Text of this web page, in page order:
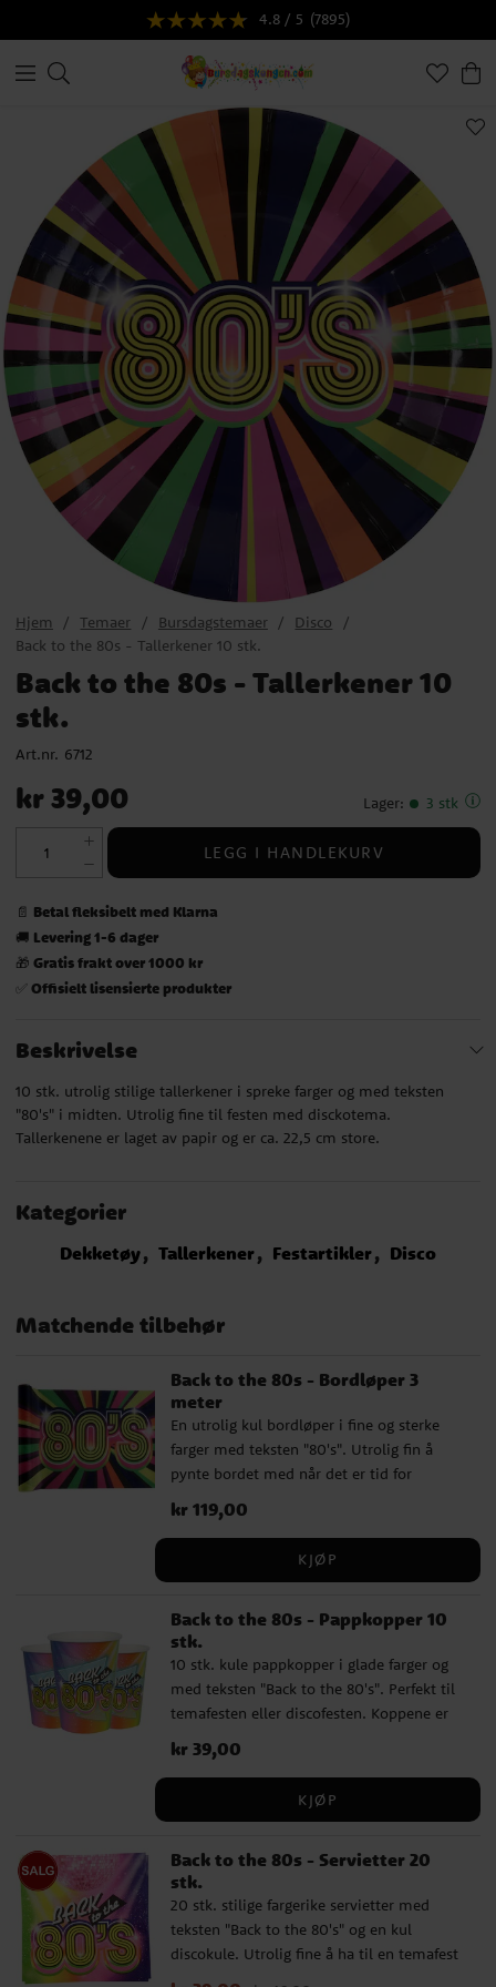
4.8 / 5 (7895)
Hjem Temaer Bursdagstemaer
Disco
Back to the 80s - Tallerkener 10 stk.
Back to the 80s - Tallerkener 10
stk.
Art.nr. 6712
Pris
:kr 39,00
kr 39,00 Lager: 3 stk
LEGG I HANDLEKURV
📄 Betal fleksibelt med Klarna
🚚 Levering 1-6 dager
🎁 Gratis frakt over 1000 kr
✅ Offisielt lisensierte produkter
Beskrivelse
10 stk. utrolig stilige tallerkener i spreke farger og med teksten
"80's" i midten. Utrolig fine til festen med disckotema.
Tallerkenene er laget av papir og er ca. 22,5 cm store.
Kategorier
Dekketøy Tallerkener Festartikler Disco
Matchende tilbehør
Back to the 80s - Bordløper 3
meter
En utrolig kul bordløper i fine og sterke
farger med teksten "80's". Utrolig fin å
pynte bordet med når det er tid for
temafest eller discofest. Bordløperen er i
et polyestermateriale, og er ca. 30 cm
Pris:kr 119,00
kr 119,00
KJØP
Back to the 80s - Pappkopper 10
stk.
10 stk. kule pappkopper i glade farger og
med teksten "Back to the 80's". Perfekt til
temafesten eller discofesten. Koppene er
ca. 9,7 cm høye og rommer 270 ml.
Pris:kr 39,00
kr 39,00
KJØP
Back to the 80s - Servietter 20
stk.
20 stk. stilige fargerike servietter med
teksten "Back to the 80's" og en kul
discokule. Utrolig fine å ha til en temafest
eller discofest. Serviettene er ca. 16,5 x 16,5